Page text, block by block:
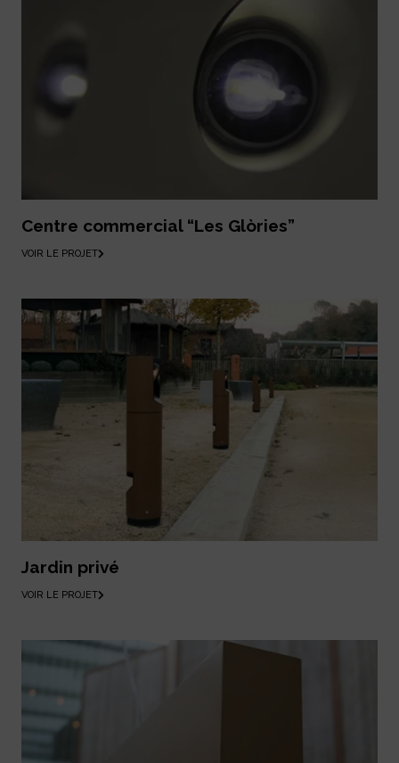
Centre commercial “Les Glòries”
VOIR LE PROJET
Jardin privé
VOIR LE PROJET